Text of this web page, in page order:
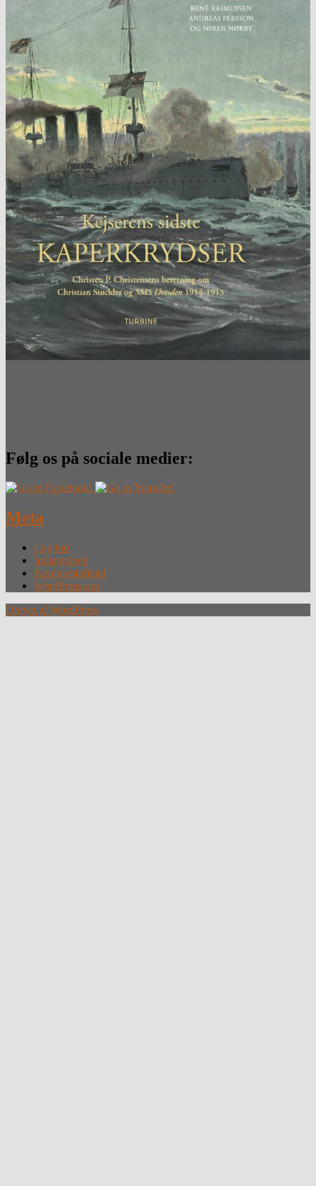
Følg os på sociale medier:
Meta
Log ind
Indlægsfeed
Kommentarfeed
WordPress.org
Drevet af WordPress